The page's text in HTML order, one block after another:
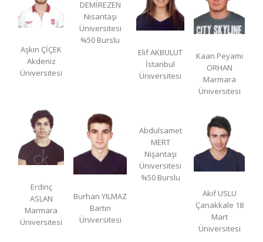
Aşkın ÇİÇEK
Akdeniz
Üniversitesi
DEMİREZEN
Nisantaşı
Üniversitesi
%50 Burslu
Elif AKBULUT
İstanbul
Üniversitesi
Kaan Peyami
ORHAN
Marmara
Üniversitesi
Erdinç
ASLAN
Marmara
Üniversitesi
Burhan YILMAZ
Bartın
Üniversitesi
Abdulsamet
MERT
Nişantaşı
Üniversitesi
%50 Burslu
Akif USLU
Çanakkale 18
Mart
Üniversitesi